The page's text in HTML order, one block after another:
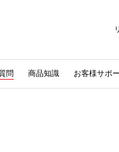
問 商品知識 お客様サポ